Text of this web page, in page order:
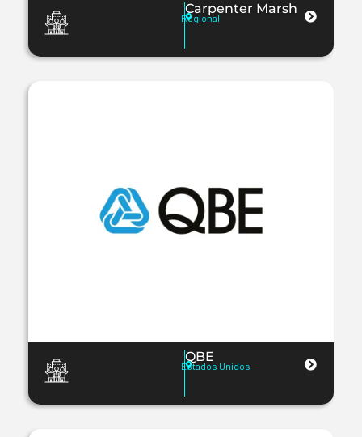
Carpenter Marsh
Regional
QBE
Estados Unidos